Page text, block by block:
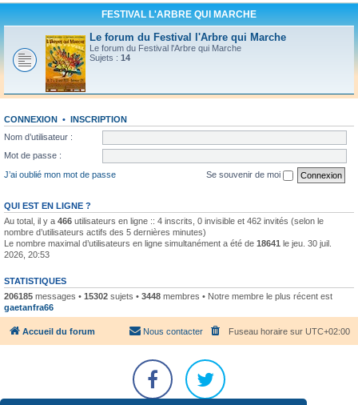
FESTIVAL L'ARBRE QUI MARCHE
Le forum du Festival l'Arbre qui Marche
Le forum du Festival l'Arbre qui Marche
Sujets : 14
CONNEXION • INSCRIPTION
Nom d’utilisateur :
Mot de passe :
J’ai oublié mon mot de passe
Se souvenir de moi
QUI EST EN LIGNE ?
Au total, il y a 466 utilisateurs en ligne :: 4 inscrits, 0 invisible et 462 invités (selon le
nombre d’utilisateurs actifs des 5 dernières minutes)
Le nombre maximal d’utilisateurs en ligne simultanément a été de 18641 le jeu. 30 juil.
2026, 20:53
STATISTIQUES
206185 messages • 15302 sujets • 3448 membres • Notre membre le plus récent est
gaetanfra66
Accueil du forum Fuseau horaire sur UTC+02:00
Nous contacter